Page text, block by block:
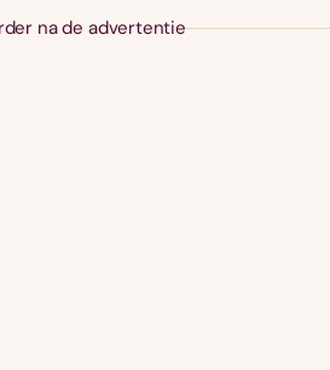
na de advertentie